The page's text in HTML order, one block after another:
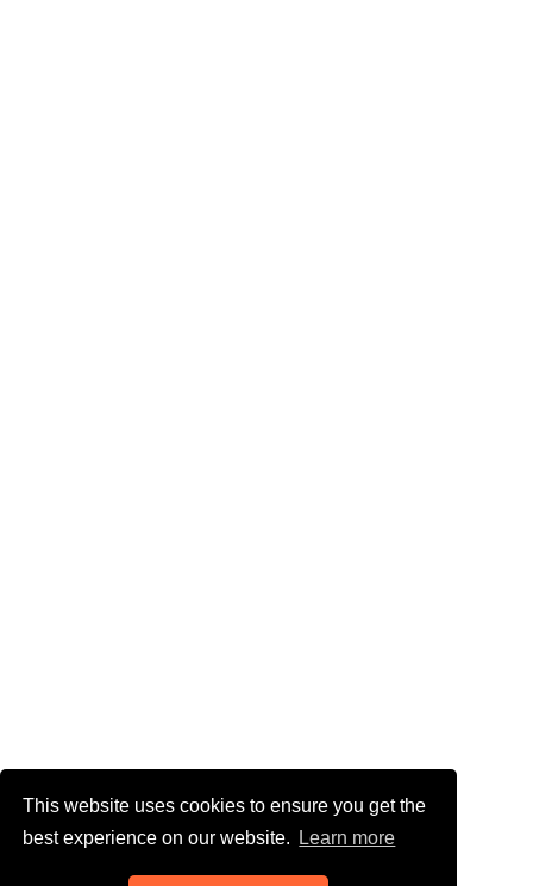
This website uses cookies to ensure you get the
best experience on our website.
Learn more